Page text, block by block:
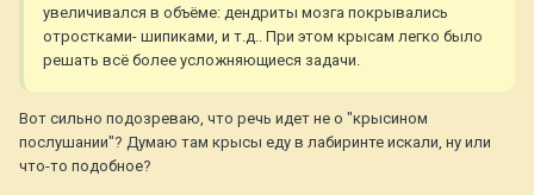
увеличивался в объёме: дендриты мозга покрывались
отростками- шипиками, и т.д.. При этом крысам легко было
решать всё более усложняющиеся задачи.
Вот сильно подозреваю, что речь идет не о "крысином
послушании"? Думаю там крысы еду в лабиринте искали, ну или
что-то подобное?